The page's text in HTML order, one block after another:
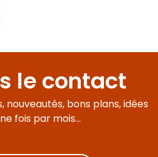
Vierge
de Châteauneuf en travaux; les
2026 - MOUVEMENT(S)
le contact
nouveautés, bons plans, idées
fois par mois...